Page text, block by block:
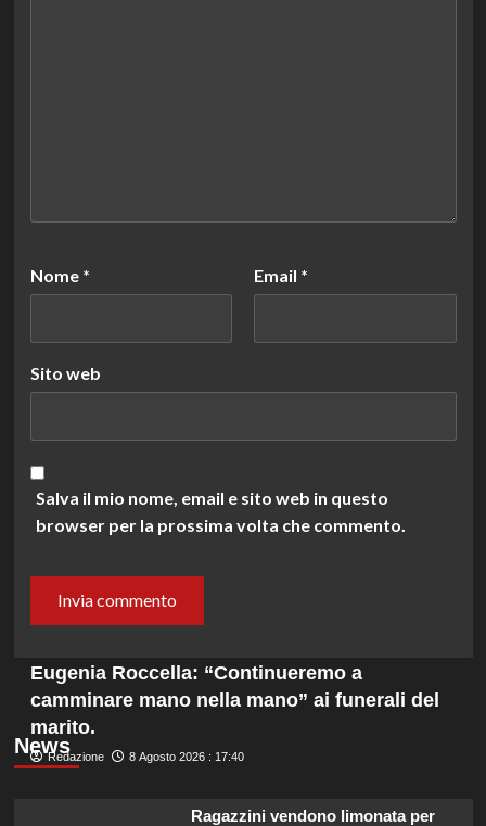
Nome * Email *
Sito web
Salva il mio nome, email e sito web in questo
browser per la prossima volta che commento.
News
Eugenia Roccella: “Continueremo a
camminare mano nella mano” ai funerali del
marito.
Redazione 8 Agosto 2026 : 17:40
Ragazzini vendono limonata per